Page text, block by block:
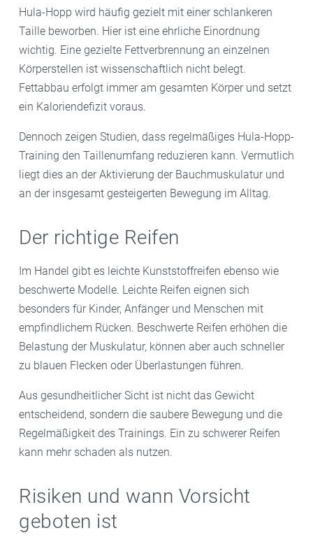
Hula-Hopp wird häufig gezielt mit einer schlankeren
Taille beworben. Hier ist eine ehrliche Einordnung
wichtig. Eine gezielte Fettverbrennung an einzelnen
Körperstellen ist wissenschaftlich nicht belegt.
Fettabbau erfolgt immer am gesamten Körper und setzt
ein Kaloriendefizit voraus.
Dennoch zeigen Studien, dass regelmäßiges Hula-Hopp-
Training den Taillenumfang reduzieren kann. Vermutlich
liegt dies an der Aktivierung der Bauchmuskulatur und
an der insgesamt gesteigerten Bewegung im Alltag.
Der richtige Reifen
Im Handel gibt es leichte Kunststoffreifen ebenso wie
beschwerte Modelle. Leichte Reifen eignen sich
besonders für Kinder, Anfänger und Menschen mit
empfindlichem Rücken. Beschwerte Reifen erhöhen die
Belastung der Muskulatur, können aber auch schneller
zu blauen Flecken oder Überlastungen führen.
Aus gesundheitlicher Sicht ist nicht das Gewicht
entscheidend, sondern die saubere Bewegung und die
Regelmäßigkeit des Trainings. Ein zu schwerer Reifen
kann mehr schaden als nutzen.
Risiken und wann Vorsicht
geboten ist